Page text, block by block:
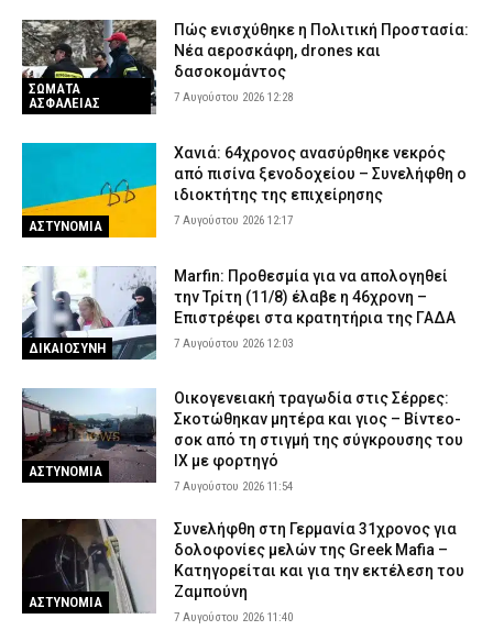
ΣΩΜΑΤΑ
ΑΣΦΑΛΕΙΑΣ
Πώς ενισχύθηκε η Πολιτική Προστασία:
Νέα αεροσκάφη, drones και
δασοκομάντος
7 Αυγούστου 2026 12:28
ΑΣΤΥΝΟΜΙΑ
Χανιά: 64χρονος ανασύρθηκε νεκρός
από πισίνα ξενοδοχείου – Συνελήφθη ο
ιδιοκτήτης της επιχείρησης
7 Αυγούστου 2026 12:17
ΔΙΚΑΙΟΣΥΝΗ
Marfin: Προθεσμία για να απολογηθεί
την Τρίτη (11/8) έλαβε η 46χρονη –
Επιστρέφει στα κρατητήρια της ΓΑΔΑ
7 Αυγούστου 2026 12:03
ΑΣΤΥΝΟΜΙΑ
Οικογενειακή τραγωδία στις Σέρρες:
Σκοτώθηκαν μητέρα και γιος – Βίντεο-
σοκ από τη στιγμή της σύγκρουσης του
ΙΧ με φορτηγό
7 Αυγούστου 2026 11:54
ΑΣΤΥΝΟΜΙΑ
Συνελήφθη στη Γερμανία 31χρονος για
δολοφονίες μελών της Greek Mafia –
Κατηγορείται και για την εκτέλεση του
Ζαμπούνη
7 Αυγούστου 2026 11:40